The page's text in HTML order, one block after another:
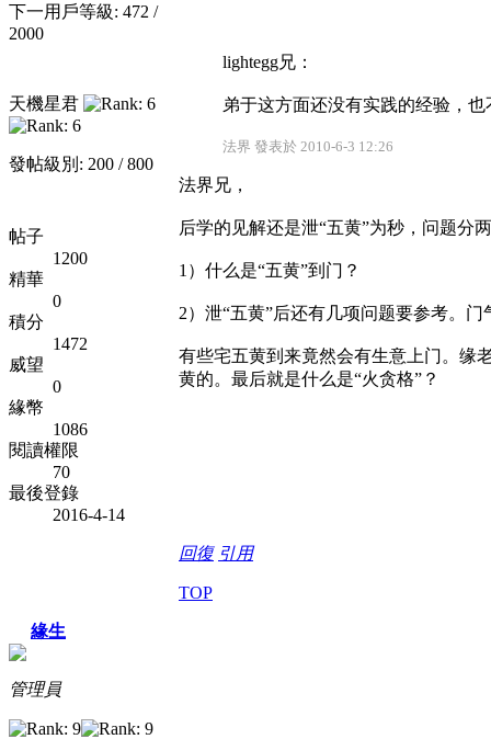
下一用戶等級: 472 /
2000
天機星君
發帖級別: 200 / 800
帖子
1200
精華
0
積分
1472
威望
0
緣幣
1086
閱讀權限
70
最後登錄
2016-4-14
lightegg兄：
弟于这方面还没有实践的经验，
法界 發表於 2010-6-3 12:26
法界兄，
后学的见解还是泄“五黄”为秒，问题分
1）什么是“五黄”到门？
2）泄“五黄”后还有几项问题要参考。
有些宅五黄到来竟然会有生意上门。缘
黄的。最后就是什么是“火贪格”？
回復 引用
TOP
緣生
管理員